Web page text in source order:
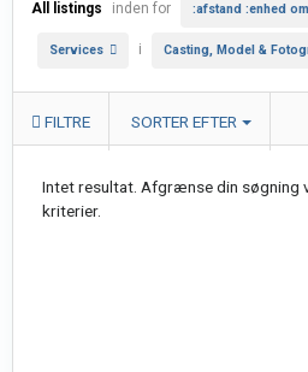
All listings inden for :afstand :enhed
Services i Casting, Model &
FILTRE SORTER EFTER
Intet resultat. Afgrænse din søgning
kriterier.